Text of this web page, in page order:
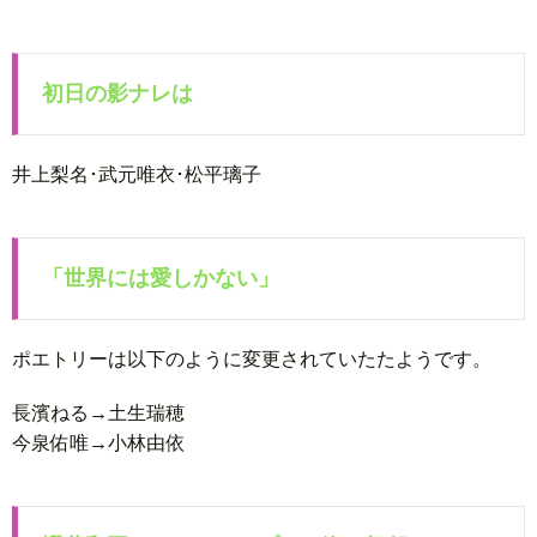
初日の影ナレは
井上梨名･武元唯衣･松平璃子
「世界には愛しかない」
ポエトリーは以下のように変更されていたたようです。
長濱ねる→土生瑞穂
今泉佑唯→小林由依